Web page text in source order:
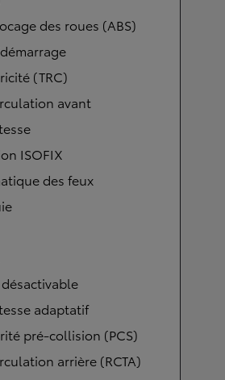
des roues (ABS)
(TRC)
avant
ISOFIX
des feux
adaptatif
pré-collision (PCS)
arrière (RCTA)